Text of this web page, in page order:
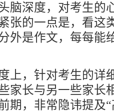
脑深度，对考生的
张的一点是，看这
外是作文，每每能
，针对考生的详
家长与另一些家长
期，非常隐讳提及